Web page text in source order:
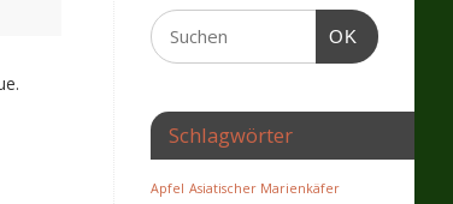
OK
Schlagwörter
Apfel Asiatischer Marienkäfer